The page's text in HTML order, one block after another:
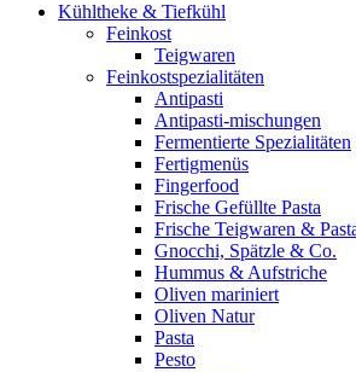
Kühltheke & Tiefkühl
Feinkost
Teigwaren
Feinkostspezialitäten
Antipasti
Antipasti-mischungen
Fermentierte Spezialitäten
Fertigmenüs
Fingerfood
Frische Gefüllte Pasta
Frische Teigwaren &
Gnocchi, Spätzle & Co.
Hummus & Aufstriche
Oliven mariniert
Oliven Natur
Pasta
Pesto